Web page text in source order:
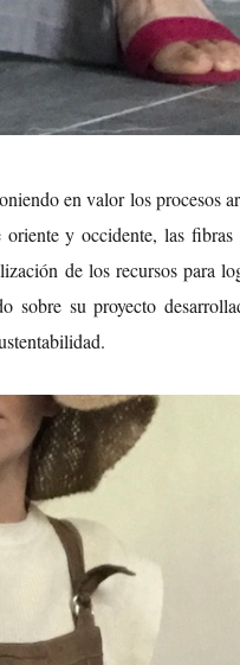
en valor los procesos
y occidente, las
de los recursos para
sobre su proyecto